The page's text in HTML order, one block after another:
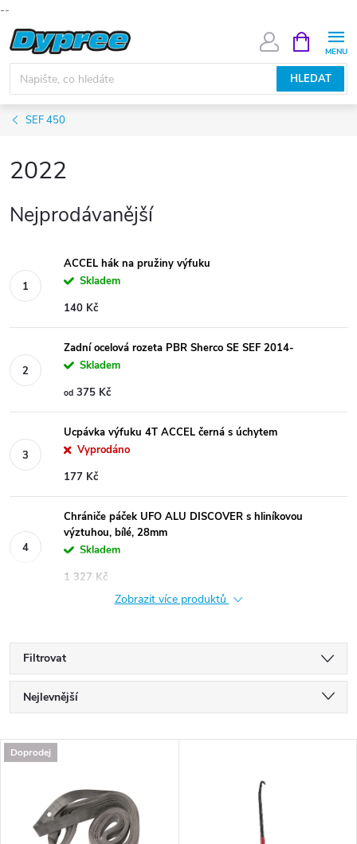
--
Přejít
na
obsah
HLEDAT
NÁKUPNÍ
KOŠÍK
SEF 450
2022
Nejprodávanější
ACCEL hák na pružiny výfuku
Skladem
140 Kč
Zadní ocelová rozeta PBR Sherco SE SEF 2014-
Skladem
od 375 Kč
Ucpávka výfuku 4T ACCEL černá s úchytem
Vyprodáno
177 Kč
Chrániče páček UFO ALU DISCOVER s hliníkovou
výztuhou, bílé, 28mm
Skladem
1 327 Kč
Zobrazit více produktů
Filtrovat
Ř
a
Nejlevnější
Nejprodávanější
Abecedně
V
Doprodej